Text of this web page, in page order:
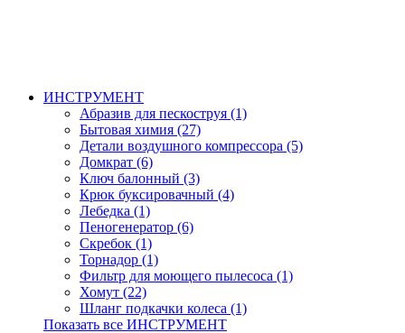
ИНСТРУМЕНТ
Абразив для пескоструя (1)
Бытовая химия (27)
Детали воздушного компрессора (5)
Домкрат (6)
Ключ балонный (3)
Крюк буксировачный (4)
Лебедка (1)
Пеногенератор (6)
Скребок (1)
Торнадор (1)
Фильтр для моющего пылесоса (1)
Хомут (22)
Шланг подкачки колеса (1)
Показать все ИНСТРУМЕНТ